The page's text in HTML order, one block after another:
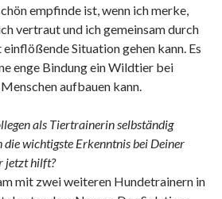
empfinde ist, wenn ich merke,
vertraut und ich gemeinsam durch
Situation gehen kann. Es
enge Bindung ein Wildtier bei
aufbauen kann.
als Tiertrainerin selbständig
wichtigste Erkenntnis bei Deiner
jetzt hilft?
mit zwei weiteren Hundetrainern in